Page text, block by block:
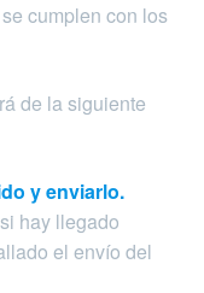
cumplen con los
de la siguiente
y enviarlo.
hay llegado
el envío del